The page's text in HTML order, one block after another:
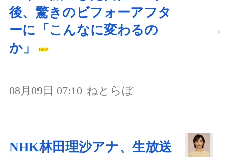
後、驚きのビフォーアフタ
ーに「こんなに変わるの
か」
08月09日 07:10 ねとらぼ
NHK林田理沙アナ、生放送